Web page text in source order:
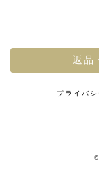
返品
プライバ